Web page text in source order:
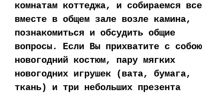
комнатам коттеджа, и собираемся все
вместе в общем зале возле камина,
познакомиться и обсудить общие
вопросы. Если Вы прихватите с собою
новогодний костюм, пару мягких
новогодних игрушек (вата, бумага,
ткань) и три небольших презента